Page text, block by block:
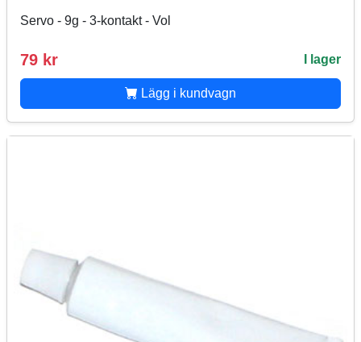
Servo - 9g - 3-kontakt - Vol
79 kr I lager
Lägg i kundvagn